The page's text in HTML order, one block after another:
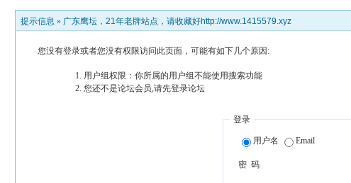
提示信息 » 广东鹰坛，21年老牌站点，请收藏好http://www.1415579.xyz
您没有登录或者您没有权限访问此页面，可能有如下几个原因:
用户组权限：你所属的用户组不能使用搜索功能
您还不是论坛会员,请先登录论坛
登录
用户名 Email
密 码